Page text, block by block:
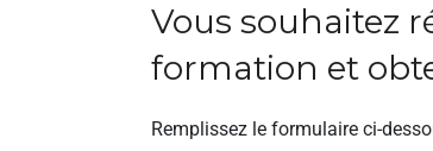
Vous souhaitez
formation et
Remplissez le formulaire ci-